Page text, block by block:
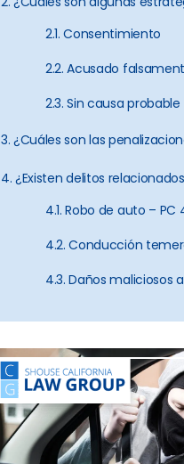
2.1. Consentimiento
2.2. Acusado
2.3. Sin causa probable
3. ¿Cuáles son las
4. ¿Existen delitos
4.1. Robo de auto – PC
4.2. Conducción
4.3. Daños maliciosos